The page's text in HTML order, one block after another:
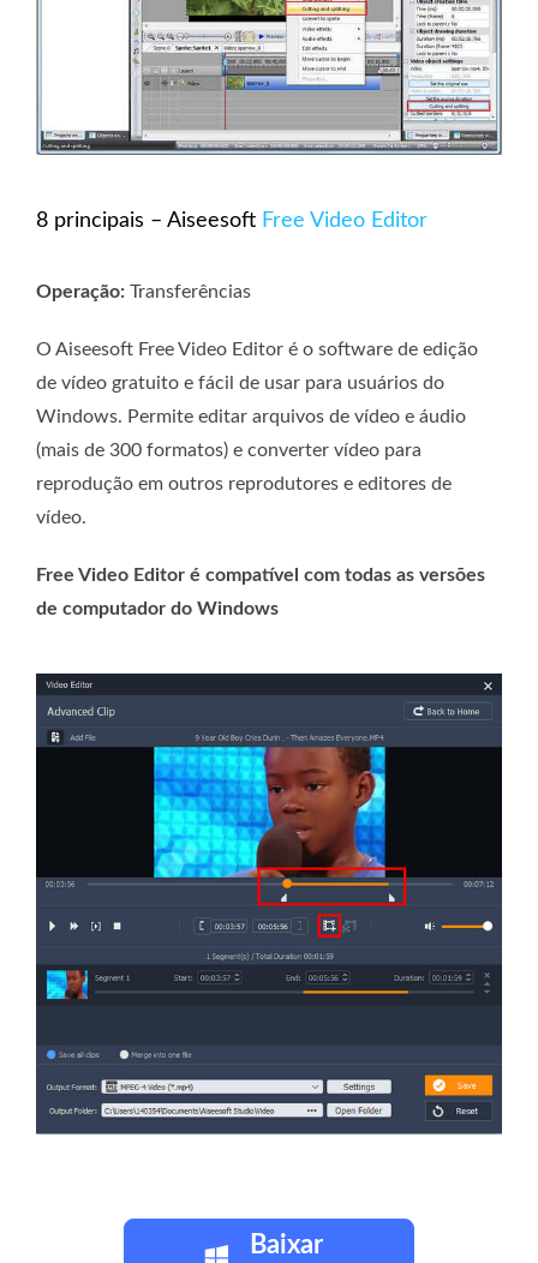
8 principais – Aiseesoft Free Video Editor
Operação: Transferências
O Aiseesoft Free Video Editor é o software de edição
de vídeo gratuito e fácil de usar para usuários do
Windows. Permite editar arquivos de vídeo e áudio
(mais de 300 formatos) e converter vídeo para
reprodução em outros reprodutores e editores de
vídeo.
Free Video Editor é compatível com todas as versões
de computador do Windows
Baixar